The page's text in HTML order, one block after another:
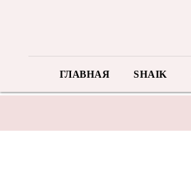
ГЛАВНАЯ SHAIK